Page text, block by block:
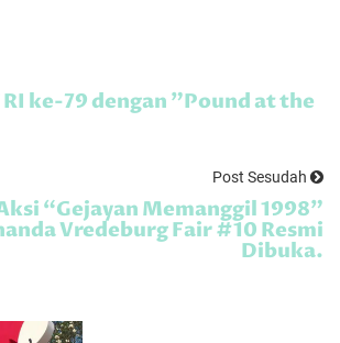
RI ke-79 dengan "Pound at the
Post Sesudah
“Gejayan Memanggil 1998”
Vredeburg Fair #10 Resmi
Dibuka.